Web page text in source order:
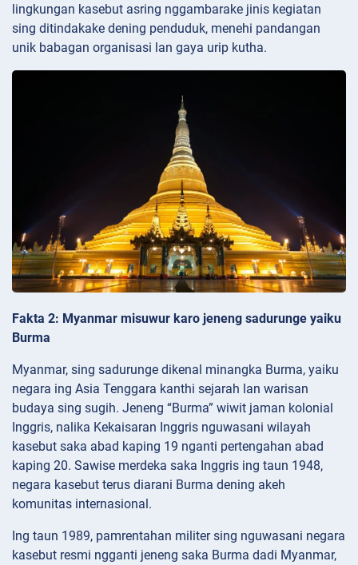
lingkungan kasebut asring nggambarake jinis kegiatan
sing ditindakake dening penduduk, menehi pandangan
unik babagan organisasi lan gaya urip kutha.
Fakta 2: Myanmar misuwur karo jeneng sadurunge yaiku
Burma
Myanmar, sing sadurunge dikenal minangka Burma, yaiku
negara ing Asia Tenggara kanthi sejarah lan warisan
budaya sing sugih. Jeneng “Burma” wiwit jaman kolonial
Inggris, nalika Kekaisaran Inggris nguwasani wilayah
kasebut saka abad kaping 19 nganti pertengahan abad
kaping 20. Sawise merdeka saka Inggris ing taun 1948,
negara kasebut terus diarani Burma dening akeh
komunitas internasional.
Ing taun 1989, pamrentahan militer sing nguwasani negara
kasebut resmi ngganti jeneng saka Burma dadi Myanmar,